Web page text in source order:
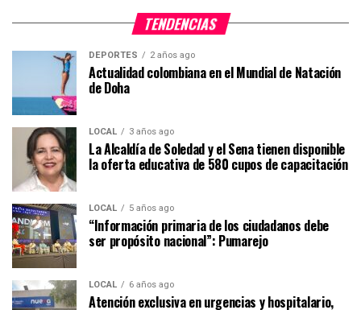
TENDENCIAS
DEPORTES 2 años ago
Actualidad colombiana en el Mundial de Natación
de Doha
LOCAL 3 años ago
La Alcaldía de Soledad y el Sena tienen disponible
la oferta educativa de 580 cupos de capacitación
LOCAL 5 años ago
“Información primaria de los ciudadanos debe
ser propósito nacional”: Pumarejo
LOCAL 6 años ago
Atención exclusiva en urgencias y hospitalario,